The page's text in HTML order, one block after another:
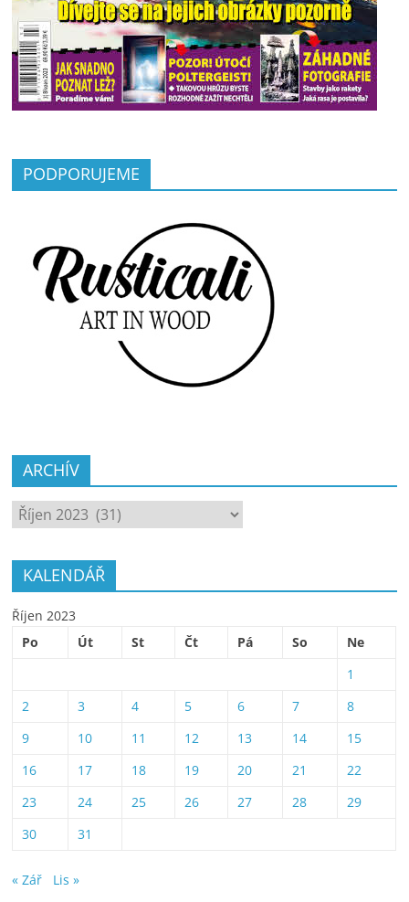
PODPORUJEME
ARCHÍV
ARCHÍV
KALENDÁŘ
Říjen 2023
Po
Út St Čt Pá So
Ne
1
2
3 4 5 6 7
8
9
10 11 12 13 14
15
16
17 18 19 20 21
22
23
24 25 26 27 28
29
30
31
« Zář Lis »